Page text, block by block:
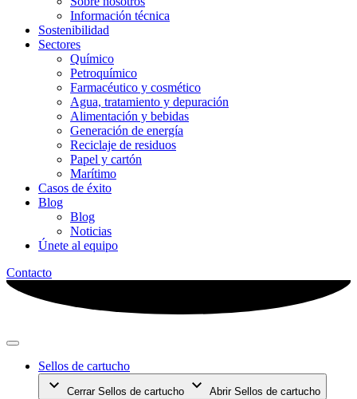
Información técnica
Sostenibilidad
Sectores
Químico
Petroquímico
Farmacéutico y cosmético
Agua, tratamiento y depuración
Alimentación y bebidas
Generación de energía
Reciclaje de residuos
Papel y cartón
Marítimo
Casos de éxito
Blog
Blog
Noticias
Únete al equipo
Contacto
Sellos de cartucho
Cerrar Sellos de cartucho Abrir Sellos de cartucho